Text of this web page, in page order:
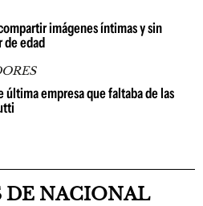
imágenes íntimas y sin
de edad
empresa que faltaba de las
DE NACIONAL